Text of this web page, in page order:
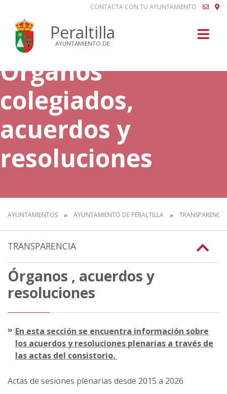
CONTACTA CON TU AYUNTAMIENTO
Peraltilla
AYUNTAMIENTO DE
Órganos
colegiados,
acuerdos y
resoluciones
AYUNTAMIENTOS AYUNTAMIENTO DE PERALTILLA TRANSPARENCIA
TRANSPARENCIA
Órganos , acuerdos y
resoluciones
En esta sección se encuentra información sobre
los acuerdos y resoluciones plenarias a través de
las actas del consistorio.
Actas de sesiones plenarias desde 2015 a 2026